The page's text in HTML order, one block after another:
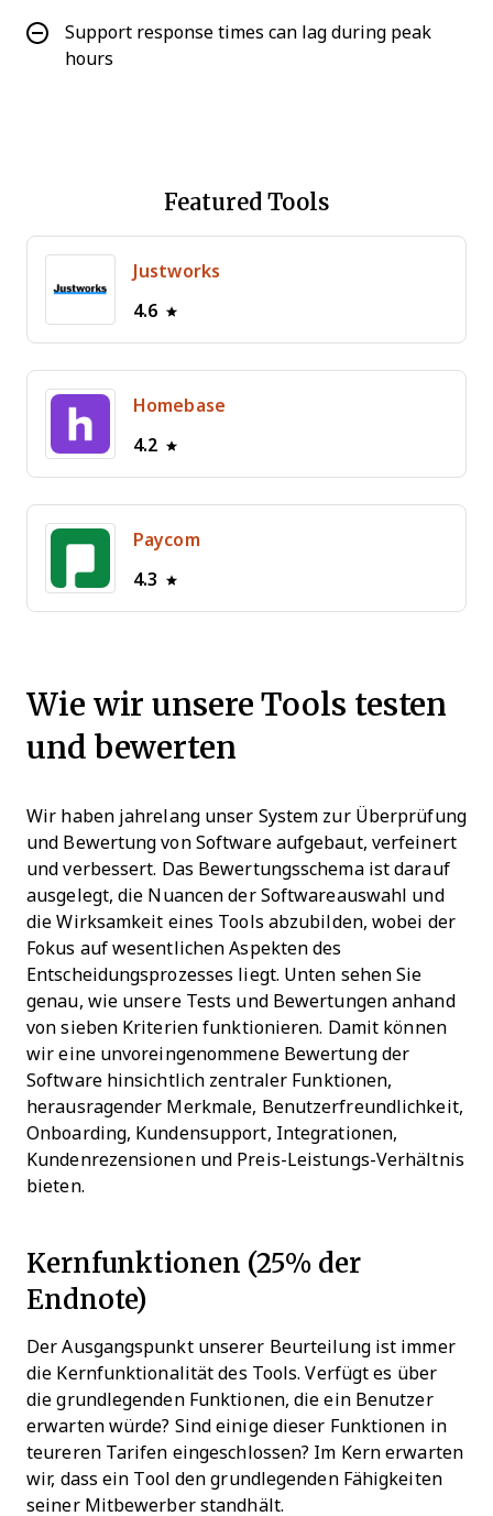
Support response times can lag during peak
hours
Featured Tools
Justworks
4.6
Homebase
4.2
Paycom
4.3
Wie wir unsere Tools testen
und bewerten
Wir haben jahrelang unser System zur Überprüfung
und Bewertung von Software aufgebaut, verfeinert
und verbessert. Das Bewertungsschema ist darauf
ausgelegt, die Nuancen der Softwareauswahl und
die Wirksamkeit eines Tools abzubilden, wobei der
Fokus auf wesentlichen Aspekten des
Entscheidungsprozesses liegt. Unten sehen Sie
genau, wie unsere Tests und Bewertungen anhand
von sieben Kriterien funktionieren. Damit können
wir eine unvoreingenommene Bewertung der
Software hinsichtlich zentraler Funktionen,
herausragender Merkmale, Benutzerfreundlichkeit,
Onboarding, Kundensupport, Integrationen,
Kundenrezensionen und Preis-Leistungs-Verhältnis
bieten.
Kernfunktionen (25% der
Endnote)
Der Ausgangspunkt unserer Beurteilung ist immer
die Kernfunktionalität des Tools. Verfügt es über
die grundlegenden Funktionen, die ein Benutzer
erwarten würde? Sind einige dieser Funktionen in
teureren Tarifen eingeschlossen? Im Kern erwarten
wir, dass ein Tool den grundlegenden Fähigkeiten
seiner Mitbewerber standhält.